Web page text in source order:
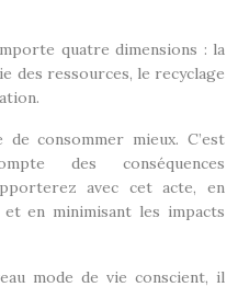
quatre dimensions : la
des ressources, le recyclage
consommer mieux. C’est
des conséquences
avec cet acte, en
en minimisant les impacts
mode de vie conscient, il